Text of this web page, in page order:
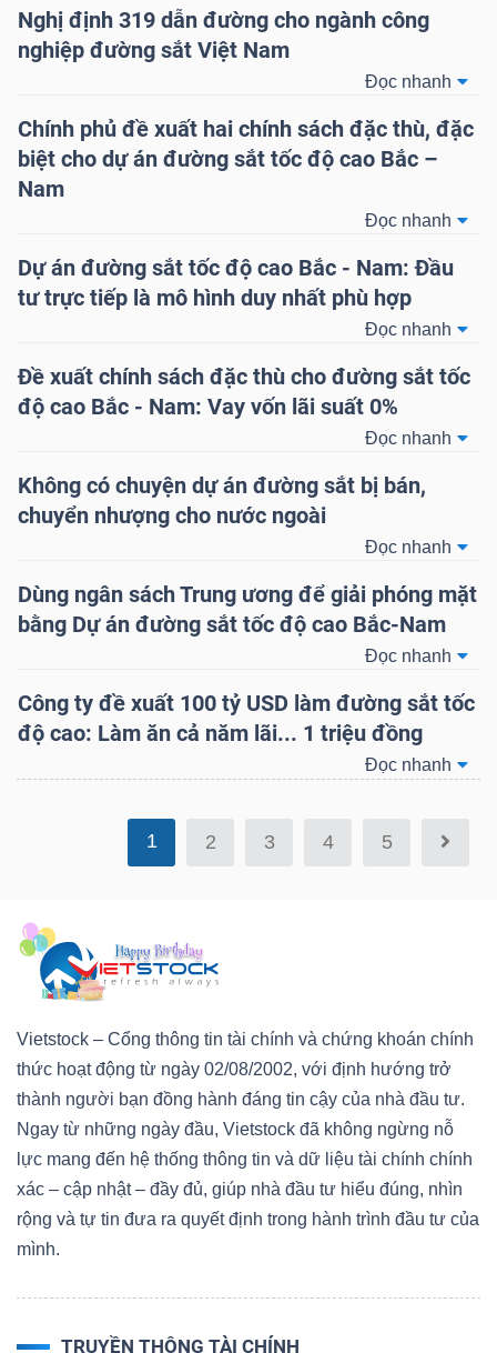
Nghị định 319 dẫn đường cho ngành công
nghiệp đường sắt Việt Nam
Đọc nhanh
Chính phủ đề xuất hai chính sách đặc thù, đặc
biệt cho dự án đường sắt tốc độ cao Bắc –
Nam
Đọc nhanh
Dự án đường sắt tốc độ cao Bắc - Nam: Đầu
tư trực tiếp là mô hình duy nhất phù hợp
Đọc nhanh
Đề xuất chính sách đặc thù cho đường sắt tốc
độ cao Bắc - Nam: Vay vốn lãi suất 0%
Đọc nhanh
Không có chuyện dự án đường sắt bị bán,
chuyển nhượng cho nước ngoài
Đọc nhanh
Dùng ngân sách Trung ương để giải phóng mặt
bằng Dự án đường sắt tốc độ cao Bắc-Nam
Đọc nhanh
Công ty đề xuất 100 tỷ USD làm đường sắt tốc
độ cao: Làm ăn cả năm lãi... 1 triệu đồng
Đọc nhanh
1 2 3 4 5
Vietstock – Cổng thông tin tài chính và chứng khoán chính
thức hoạt động từ ngày 02/08/2002, với định hướng trở
thành người bạn đồng hành đáng tin cậy của nhà đầu tư.
Ngay từ những ngày đầu, Vietstock đã không ngừng nỗ
lực mang đến hệ thống thông tin và dữ liệu tài chính chính
xác – cập nhật – đầy đủ, giúp nhà đầu tư hiểu đúng, nhìn
rộng và tự tin đưa ra quyết định trong hành trình đầu tư của
mình.
TRUYỀN THÔNG TÀI CHÍNH
TÍCH
VIETSTOCKFINANCE
VĨ
PHIẾU
TRÁI
PHIẾU
CÔNG
CỤ
ĐẦU
DỮ